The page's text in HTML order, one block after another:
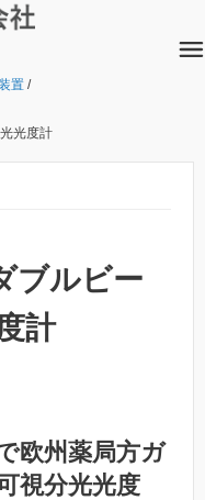
置 /
光度計
ブルビー
計
欧州薬局方ガ
視分光光度